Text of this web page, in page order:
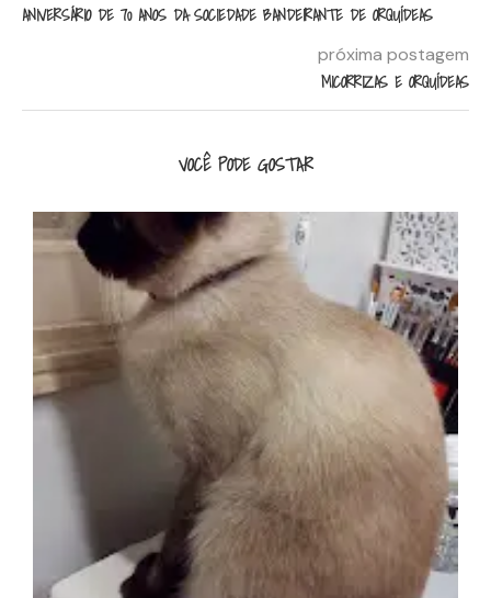
ANIVERSÁRIO DE 70 ANOS DA SOCIEDADE BANDEIRANTE DE ORQUÍDEAS
próxima postagem
MICORRIZAS E ORQUÍDEAS
VOCÊ PODE GOSTAR